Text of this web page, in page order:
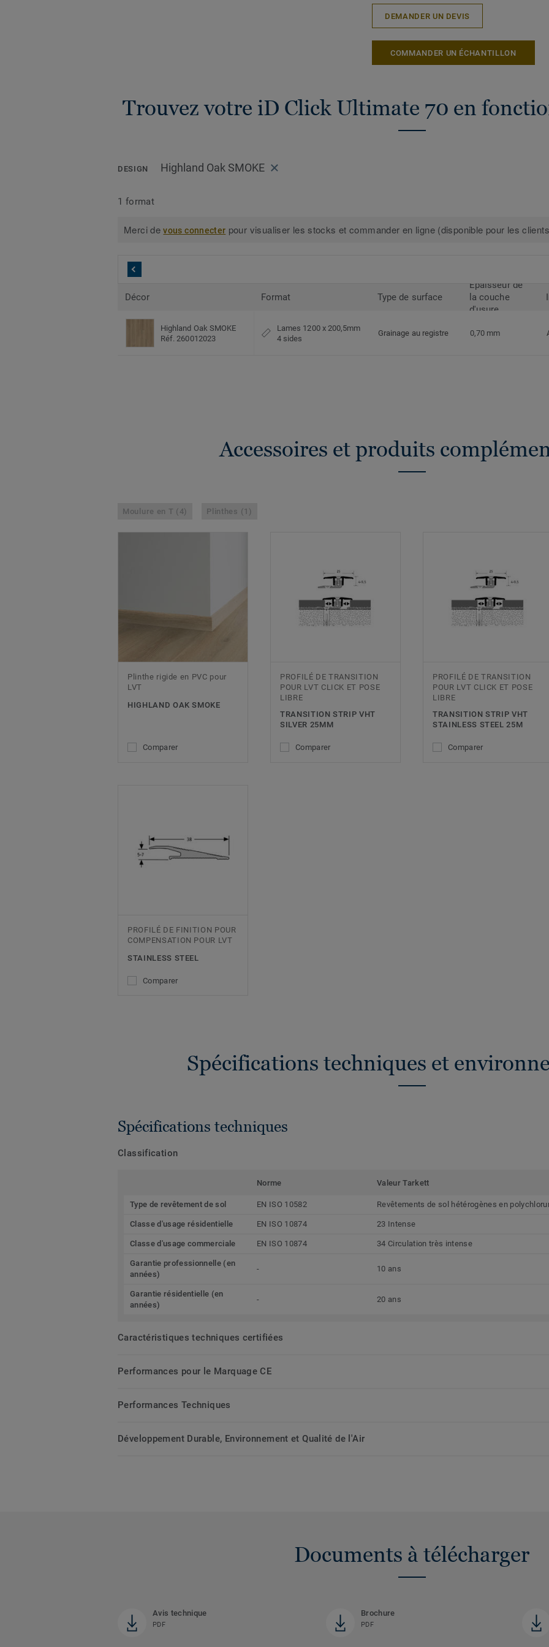
DEMANDER UN DEVIS
COMMANDER UN ÉCHANTILLON
Trouvez votre iD Click Ultimate 70 en
DESIGN Highland Oak SMOKE
1 format
Merci devous connecter pour visualiser les stocks et commander en ligne (disponible pour les
Décor Format Type de surface
Epaisseur de
la couche
d'usure
Highland Oak SMOKE
Réf. 260012023
Lames 1200 x 200,5mm
4 sides
Grainage au registre 0,70 mm
Accessoires et produits
Moulure en T (4) Plinthes (1)
Plinthe rigide en PVC pour
LVT
HIGHLAND OAK SMOKE
Comparer
PROFILÉ DE TRANSITION
POUR LVT CLICK ET POSE
LIBRE
TRANSITION STRIP VHT
SILVER 25MM
Comparer
PROFILÉ DE TRANSITION
POUR LVT CLICK ET POSE
LIBRE
TRANSITION STRIP VHT
STAINLESS STEEL 25M
Comparer
PROFILÉ DE FINITION POUR
COMPENSATION POUR LVT
STAINLESS STEEL
Comparer
Spécifications techniques et
Spécifications techniques
Classification
Norme Valeur Tarkett
Type de revêtement de sol EN ISO 10582 Revêtements de sol hétérogènes en
Classe d'usage résidentielle EN ISO 10874 23 Intense
Classe d'usage commerciale EN ISO 10874 34 Circulation très intense
Garantie professionnelle (en
années)
- 10 ans
Garantie résidentielle (en
années)
- 20 ans
Caractéristiques techniques certifiées
Performances pour le Marquage CE
Performances Techniques
Développement Durable, Environnement et Qualité de l'Air
Documents à télécharger
Avis technique
PDF
Brochure
PDF